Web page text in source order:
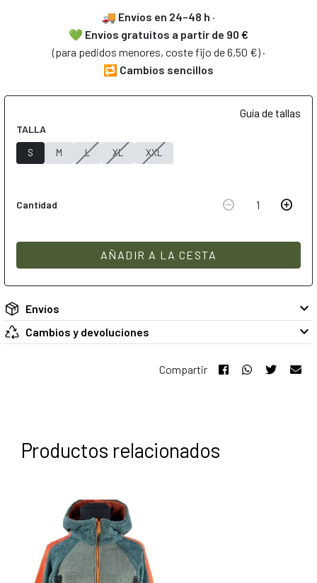
🚚 Envíos en 24–48 h ·
💚 Envíos gratuitos a partir de 90 €
(para pedidos menores, coste fijo de 6,50 €) ·
🔁 Cambios sencillos
Guía de tallas
TALLA
S M L XL XXL
Cantidad remove_circle 1 add_circle
AÑADIR A LA CESTA
Envíos keyboard_arrow_down
Cambios y devoluciones keyboard_arrow_down
Compartir
Productos relacionados